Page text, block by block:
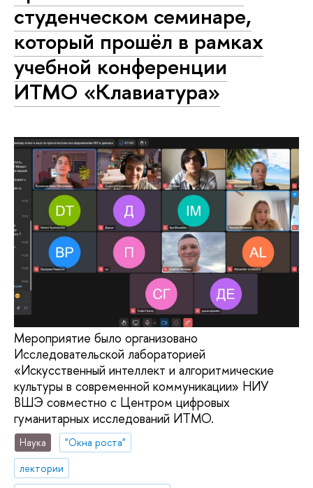
студенческом семинаре,
который прошёл в рамках
учебной конференции
ИТМО «Клавиатура»
Мероприятие было организовано
Исследовательской лабораторией
«Искусственный интеллект и алгоритмические
культуры в современной коммуникации» НИУ
ВШЭ совместно с Центром цифровых
гуманитарных исследований ИТМО.
Наука
"Окна роста"
лектории